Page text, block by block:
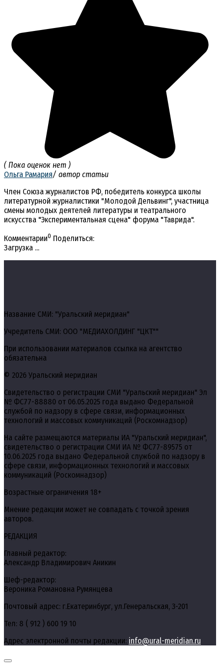
( Пока оценок нет )
Ольга Рамария/ автор статьи
Член Союза журналистов РФ, победитель конкурса школы
литературной журналистики "Молодой Дельвинг", участница
смены молодых деятелей литературы и театрального
искусства "Экспериментальная сцена" форума "Таврида".
Комментарии0 Поделиться:
Загрузка ...
Название СМИ: "Уральский меридиан"
Учредитель СМИ: ООО "МЕДИАХОЛДИНГ "ЦКТ""
При использовании материалов ссылка на агентство
обязательна
© 2026 Уральский меридиан
Свидетельство о регистрации СМИ "Уральский меридиан" Эл
№ ФС77-88880 от 06.05.2025 года выдано Федеральной
службой по надзору в сфере связи, информационных
технологий и массовых коммуникаций (Роскомнадзор)
На сайте размещаются материалы ИА "Уральский меридиан",
свидетельство о регистрации СМИ ИА № ФС77-89575 от
10.06.2025 года выдано Федеральной службой по надзору в
сфере связи, информационных технологий и массовых
коммуникаций (Роскомнадзор)
Возрастные ограничения 18+
Мнение редакции может не совпадать с точкой зрения
авторов.
РЕДАКЦИЯ
Главный редактор:
Александр Владимирович Аникин
Шеф-редактор:
Вероника Романовна Румянцева
Почтовый адрес: г.Екатеринбург, ул.Генеральская, 3-201
Тел: 8 ( 912 ) 600 19 10
Адрес электронной почты редакции: info@ural-meridian.ru